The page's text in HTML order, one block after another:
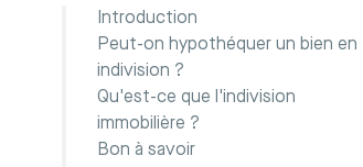
Introduction
Peut-on hypothéquer un bien en
indivision ?
Qu'est-ce que l'indivision
immobilière ?
Bon à savoir